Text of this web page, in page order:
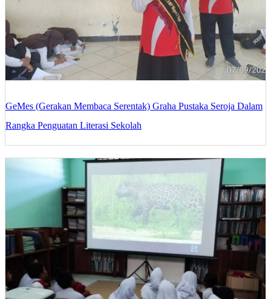
GeMes (Gerakan Membaca Serentak) Graha Pustaka Seroja Dalam
Rangka Penguatan Literasi Sekolah